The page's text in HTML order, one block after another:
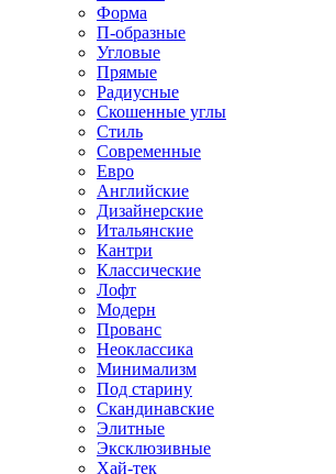
Форма
П-образные
Угловые
Прямые
Радиусные
Скошенные углы
Стиль
Современные
Евро
Английские
Дизайнерские
Итальянские
Кантри
Классические
Лофт
Модерн
Прованс
Неоклассика
Минимализм
Под старину
Скандинавские
Элитные
Эксклюзивные
Хай-тек